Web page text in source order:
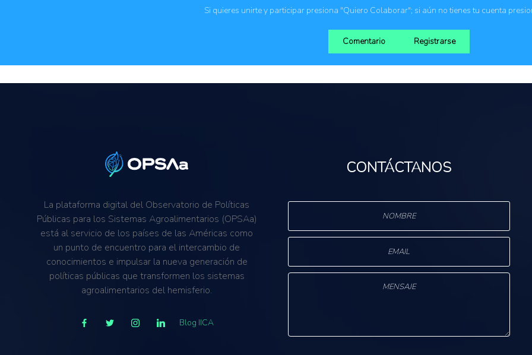
Si quieres unirte y participar presiona "Quiero Colaborar"; si aún no tienes tu cuenta
Comentario Registrarse
La plataforma digital del Observatorio de Políticas
Públicas para los Sistemas Agroalimentarios (OPSAa)
está al servicio de los países de las Américas como
un punto de encuentro para el intercambio de
conocimientos e impulsar la nueva generación de
políticas públicas que transformen los sistemas
agroalimentarios del hemisferio.
Blog IICA
CONTÁCTANOS